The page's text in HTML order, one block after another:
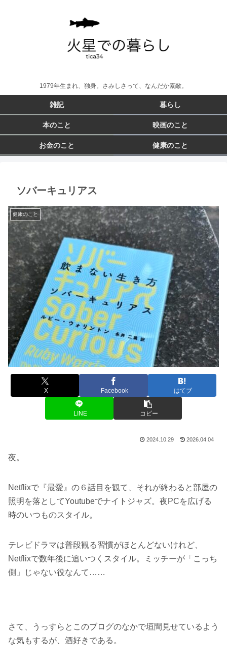
1979年生まれ、独身。さみしさって、なんだか素敵。
雑記 暮らし
本のこと 映画のこと
お金のこと 健康のこと
ソバーキュリアス
健康のこと
X Facebook はてブ
LINE コピー
2024.10.29 2026.04.04
夜。
Netflixで『最愛』の６話目を観て、それが終わると部屋の
照明を落としてYoutubeでナイトジャズ。夜PCを広げる
時のいつものスタイル。
テレビドラマは普段観る習慣がほとんどないけれど、
Netflixで数年後に追いつくスタイル。ミッチーが「こっち
側」じゃない役なんて……
さて、うっすらとこのブログのなかで垣間見せているよう
な気もするが、酒好きである。